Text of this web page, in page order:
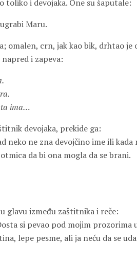
toliko i devojaka. One su šaputale:
Maru.
omalen, crn, jak kao bik, drhtao je
i zapeva:
ima…
devojaka, prekide ga:
neko ne zna devojčino ime ili kada
da bi ona mogla da se brani.
glavu između zaštitnika i reče:
si pevao pod mojim prozorima
lepe pesme, ali ja neću da se